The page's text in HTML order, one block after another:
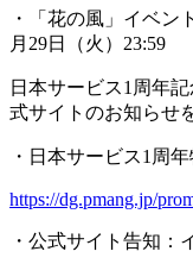
・「花の風」イベン
月29日（火）23:59
日本サービス1周年
式サイトのお知らせ
・日本サービス1周
https://dg.pmang.jp/
・公式サイト告知：